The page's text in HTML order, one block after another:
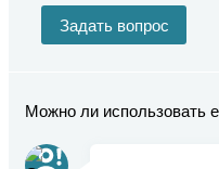
Задать вопрос
Можно ли использовать